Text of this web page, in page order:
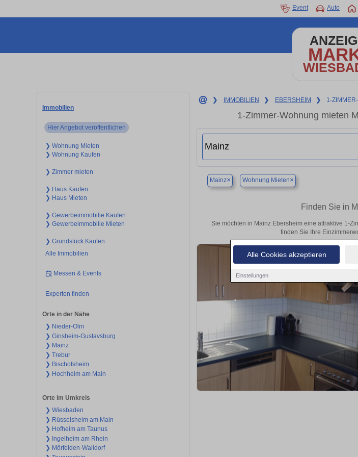
Alle Cookies akzeptieren
Einstellungen
Event Auto
Immobilien
Hier Angebot veröffentlichen
❯ Wohnung Mieten
❯ Wohnung Kaufen
❯ Zimmer mieten
❯ Haus Kaufen
❯ Haus Mieten
❯ Gewerbeimmobilie Kaufen
❯ Gewerbeimmobilie Mieten
❯ Grundstück Kaufen
Alle Immobilien
Messen & Events
Experten finden
Orte in der Nähe
❯ Nieder-Olm
❯ Ginsheim-Gustavsburg
❯ Mainz
❯ Trebur
❯ Bischofsheim
❯ Hochheim am Main
Orte im Umkreis
❯ Wiesbaden
❯ Rüsselsheim am Main
❯ Hofheim am Taunus
❯ Ingelheim am Rhein
❯ Mörfelden-Walldorf
❯ IMMOBILIEN ❯ EBERSHEIM ❯ 1-
1-Zimmer-Wohnung mieten
Mainz× Wohnung Mieten×
Finden Sie in
Sie möchten in Mainz Ebersheim eine attraktive 1-
finden Sie Ihre